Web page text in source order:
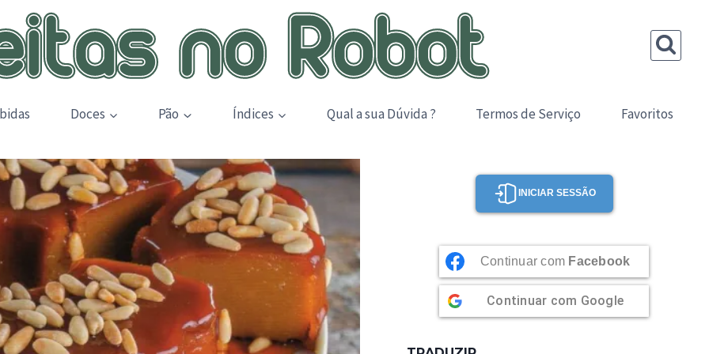
Doces Pão Índices Qual a sua Dúvida ? Termos de Serviço Favoritos
INICIAR SESSÃO
Continuar com Facebook
Continuar com Google